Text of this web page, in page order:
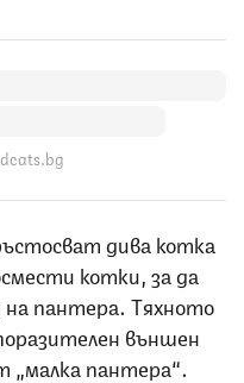
дива котка
котки, за да
пантера. Тяхното
външен
„малка пантера“.